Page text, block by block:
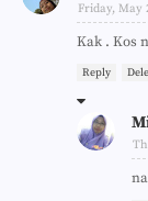
Friday, May
Kak . Kos
Reply